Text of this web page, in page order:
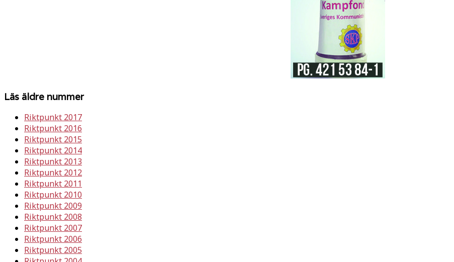
Läs äldre nummer
Riktpunkt 2017
Riktpunkt 2016
Riktpunkt 2015
Riktpunkt 2014
Riktpunkt 2013
Riktpunkt 2012
Riktpunkt 2011
Riktpunkt 2010
Riktpunkt 2009
Riktpunkt 2008
Riktpunkt 2007
Riktpunkt 2006
Riktpunkt 2005